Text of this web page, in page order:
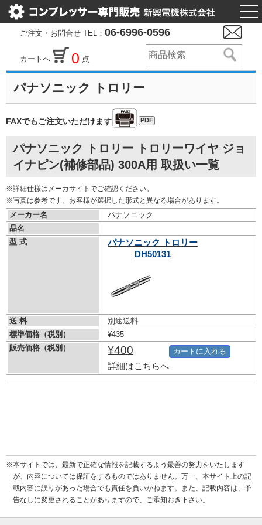
ご注文・お問合せ TEL： 06-6996-0596
カートへ 0 点
パナソニック トロリー
FAXでもご注文いただけます PDF
パナソニック トロリー トロリーワイヤ ジョ
イナピン(補修部品) 300A用 取扱い一覧
※詳細仕様は メーカサイト でご確認ください。
※写真は参考です。お客様が選択した形式と異なる場合があります。
メーカー名
パナソニック
品名
型 式
パナソニック トロリー
DH50131
送 料
別途送料
標準価格（税別）
¥435
販売価格（税別）
¥400
詳細はこちらへ
カートに入れる
※本サイトでは、最新で正確な情報を記載するよう最善の努力をいたします
が、内容については保証をするものではありません。万一、本サイト上の記
載内容に誤りがあった場合でも責任を負いかねます。また、記載内容は、予
告なしに変更されることがありますので、ご承知おき下さい。